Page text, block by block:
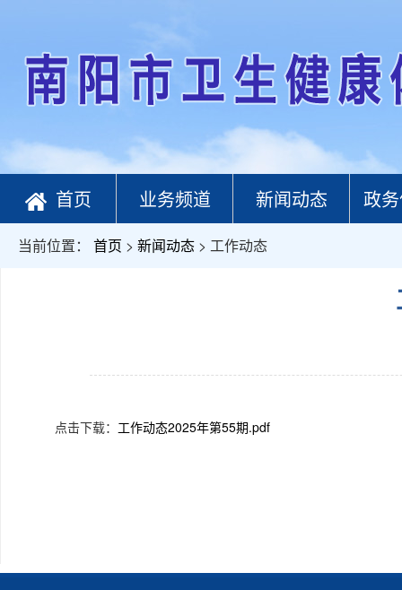
首页 业务频道 新闻动态 政
当前位置： 首页 > 新闻动态 > 工作动态
点击下载： 工作动态2025年第55期.pdf